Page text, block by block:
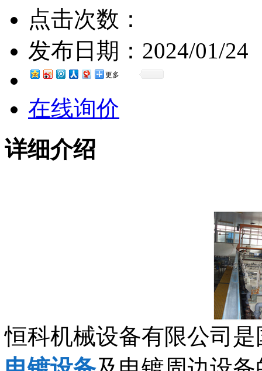
点击次数：
发布日期： 2024/01/24
更多
在线询价
详细介绍
恒科机械设备有限公司